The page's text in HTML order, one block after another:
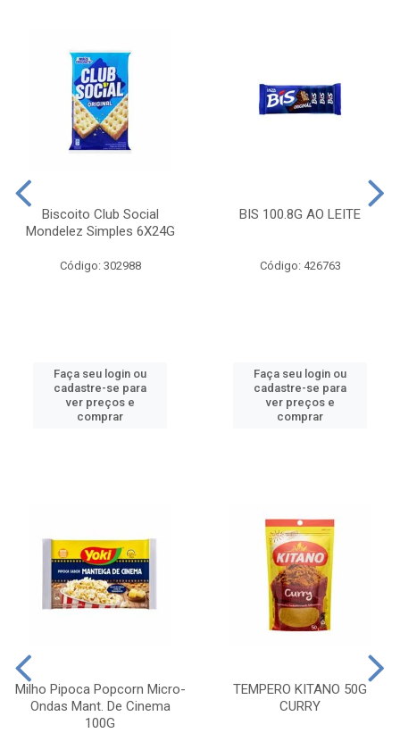
Biscoito Club Social
Mondelez Simples 6X24G
Código: 302988
Faça seu login ou
cadastre-se para
ver preços e
comprar
BIS 100.8G AO LEITE
Código: 426763
Faça seu login ou
cadastre-se para
ver preços e
comprar
Milho Pipoca Popcorn Micro-
Ondas Mant. De Cinema
100G
TEMPERO KITANO 50G
CURRY